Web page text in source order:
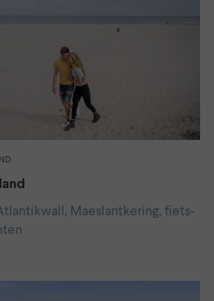
Maeslantkering, fiets-